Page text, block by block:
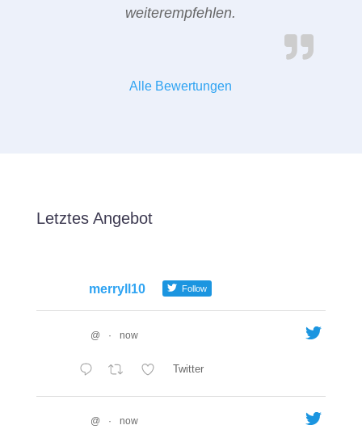
weiterempfehlen.
Alle Bewertungen
Letztes Angebot
merryll10 Follow
@ · now
Twitter
@ · now